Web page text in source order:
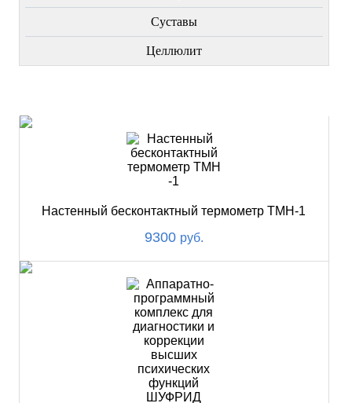
Суставы
Целлюлит
Настенный бесконтактный термометр ТМН-1
9300 руб.